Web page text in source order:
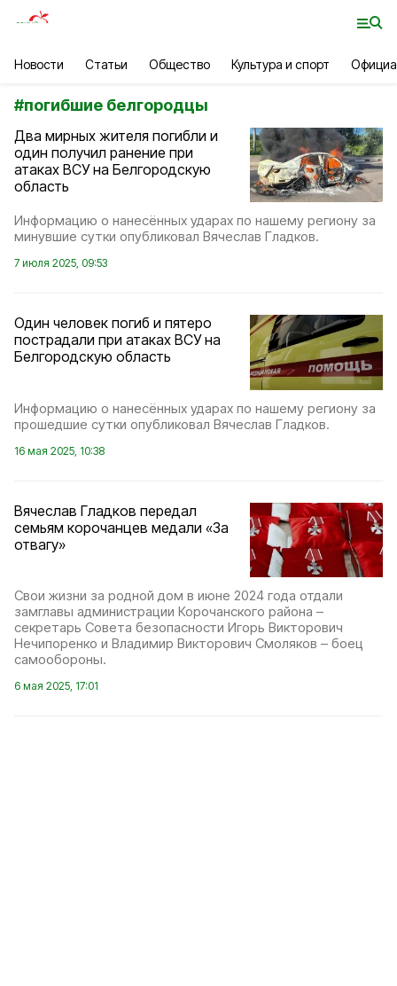
Новости Статьи Общество Культура и спорт
#погибшие белгородцы
Два мирных жителя погибли и
один получил ранение при
атаках ВСУ на Белгородскую
область
Информацию о нанесённых ударах по нашему региону за
минувшие сутки опубликовал Вячеслав Гладков.
7 июля 2025, 09:53
Один человек погиб и пятеро
пострадали при атаках ВСУ на
Белгородскую область
Информацию о нанесённых ударах по нашему региону за
прошедшие сутки опубликовал Вячеслав Гладков.
16 мая 2025, 10:38
Вячеслав Гладков передал
семьям корочанцев медали «За
отвагу»
Свои жизни за родной дом в июне 2024 года отдали
замглавы администрации Корочанского района –
секретарь Совета безопасности Игорь Викторович
Нечипоренко и Владимир Викторович Смоляков – боец
самообороны.
6 мая 2025, 17:01